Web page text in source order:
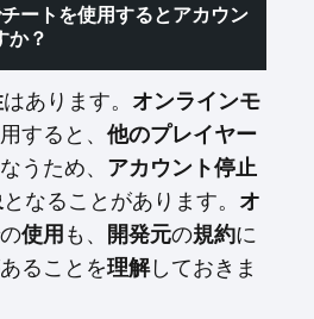
ートを使用するとアカウン
か？
はあります。 オンラインモ
すると、 他のプレイヤー
うため、 アカウント停止
となることがあります。 オ
使用も、 開発元の規約に
ることを理解しておきま